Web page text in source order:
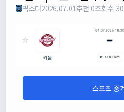
픽스터2026.07.01추천 0조회수
스포츠 중